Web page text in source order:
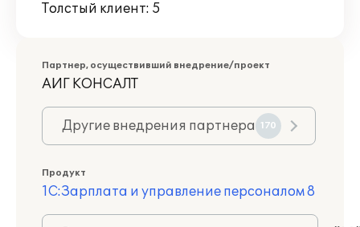
Толстый клиент: 5
Партнер, осуществивший внедрение/проект
АИГ КОНСАЛТ
Другие внедрения партнера 170
Продукт
1С:Зарплата и управление персоналом 8